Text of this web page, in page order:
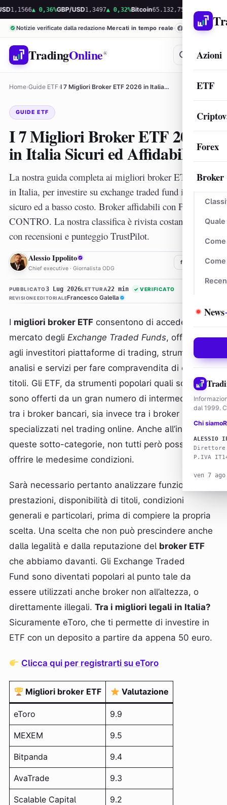
Azioni
ETF
Forex
Broker
News
dal 1999.
Chi siamo
ALESSIO
Direttore
P.IVA
ven 7
▲ 0,36%GBP/USD1,3497▲ 0,32%Bitcoin65.132,75▲ 1,26% Ethereum
Notizie verificate dalla redazione Mercati in tempo reale
TradingOnline®
Home›Guide ETF›I 7 Migliori Broker ETF 2026 in Italia…
GUIDE ETF
I 7 Migliori Broker ETF 2026
in Italia Sicuri ed Affidabili
La nostra guida completa ai migliori broker ETF 2026
in Italia, per investire su exchange traded fund in modo
sicuro ed a basso costo. Broker affidabili con PRO e
CONTRO. La nostra classifica è rivista costantemente,
con recensioni e punteggio TrustPilot.
AI Alessio Ippolito
Chief executive · Giornalista ODG
f in
PUBBLICATO3 Lug 2026LETTURA22 min ✓ VERIFICATO
REVISIONE EDITORIALEFrancesco Galella
I migliori broker ETF consentono di accedere al
mercato degli Exchange Traded Funds, offrendo
agli investitori piattaforme di trading, strumenti di
analisi e servizi per fare compravendita di questi
titoli. Gli ETF, da strumenti popolari quali sono,
sono offerti da un gran numero di intermediari, sia
tra i broker bancari, sia invece tra i broker
specializzati nel trading online. Anche all’interno di
queste sotto-categorie, non tutti però possono
offrire le medesime condizioni.
Sarà necessario pertanto analizzare funzionalità,
prestazioni, disponibilità di titoli, condizioni
generali e particolari, prima di compiere la propria
scelta. Una scelta che non può prescindere anche
dalla legalità e dalla reputazione del broker ETF
che abbiamo davanti. Gli Exchange Traded
Fund sono diventati popolari al punto tale da
essere utilizzati anche broker non all’altezza, o
direttamente illegali. Tra i migliori legali in Italia?
Sicuramente eToro, che ti permette di investire in
ETF con un deposito a partire da appena 50 euro.
Clicca qui per registrarti su eToro
Migliori broker ETF Valutazione
eToro 9.9
MEXEM 9.5
Bitpanda 9.4
AvaTrade 9.3
Scalable Capital 9.2